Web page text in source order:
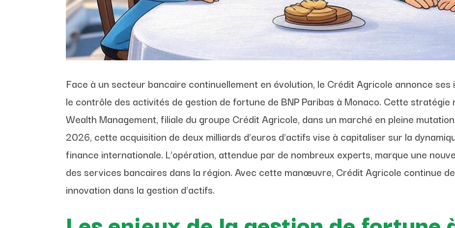
Face à un secteur bancaire continuellement en évolution, le Crédit Agricole annonce
le contrôle des activités de gestion de fortune de BNP Paribas à Monaco. Cette stratégie
Wealth Management, filiale du groupe Crédit Agricole, dans un marché en pleine
2026, cette acquisition de deux milliards d’euros d’actifs vise à capitaliser sur la
finance internationale. L’opération, attendue par de nombreux experts, marque une
des services bancaires dans la région. Avec cette manœuvre, Crédit Agricole continue
innovation dans la gestion d’actifs.